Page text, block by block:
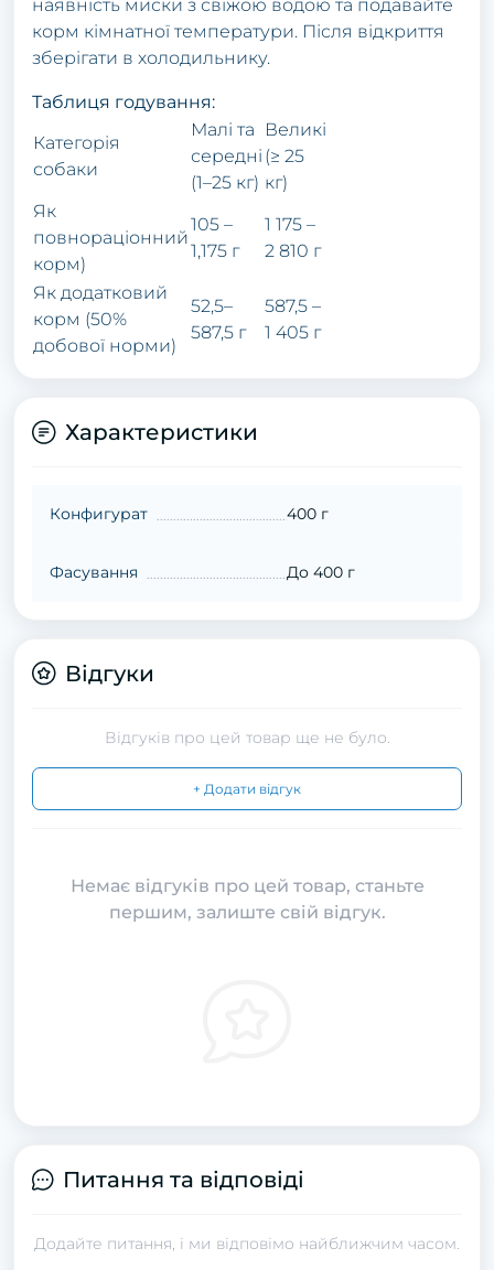
наявність миски з свіжою водою та подавайте
корм кімнатної температури. Після відкриття
зберігати в холодильнику.
Таблиця годування:
Категорія
собаки
Малі та
середні
(1–25 кг)
Великі
(≥ 25
кг)
Як
повнораціонний
корм)
105 –
1,175 г
1 175 –
2 810 г
Як додатковий
корм (50%
добової норми)
52,5–
587,5 г
587,5 –
1 405 г
Характеристики
Конфигурат 400 г
Фасування До 400 г
Відгуки
Відгуків про цей товар ще не було.
+ Додати відгук
Немає відгуків про цей товар, станьте
першим, залиште свій відгук.
Питання та відповіді
Додайте питання, і ми відповімо найближчим часом.